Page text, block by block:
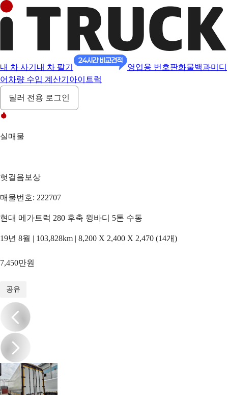
내 차 사기 내 차 팔기 영업용 번호판화물백과미디
어 차량 수입 계산기 아이트럭
딜러 전용 로그인
실매물
헛걸음보상
매물번호: 222707
현대 메가트럭 280 후축 윙바디 5톤 수동
19년 8월 | 103,828km | 8,200 X 2,400 X 2,470 (14개)
7,450만원
공유
/10